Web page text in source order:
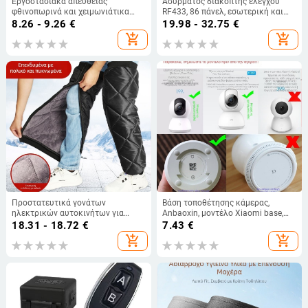
φθινοπωρινά και χειμωνιάτικα
βελούδινα ζεστά ωτοασπίδες
κινουμένων σχεδίων κρύα
8.26 - 9.26 €
add_shopping_cart
RF433, 86 πάνελ, εσωτερική και
εξωτερική κεραία, πολυ-έλεγχος
19.98 - 32.75 €
add_shopping_cart
Προστατευτικά γονάτων
ηλεκτρικών αυτοκινήτων για
χειμερινή οδήγηση μοτοσικλέτας,
αντιανεμικά, προστατευτικά
άνδρες και γυναίκες, ζεστά
18.31 - 18.72 €
add_shopping_cart
Βάση τοποθέτησης κάμερας,
Anbaoxin, μοντέλο Xiaomi base,
τοίχου στήριγμα, πλαστικό
7.43 €
add_shopping_cart